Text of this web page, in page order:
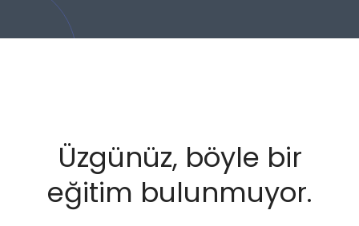
Üzgünüz, böyle bir
eğitim bulunmuyor.